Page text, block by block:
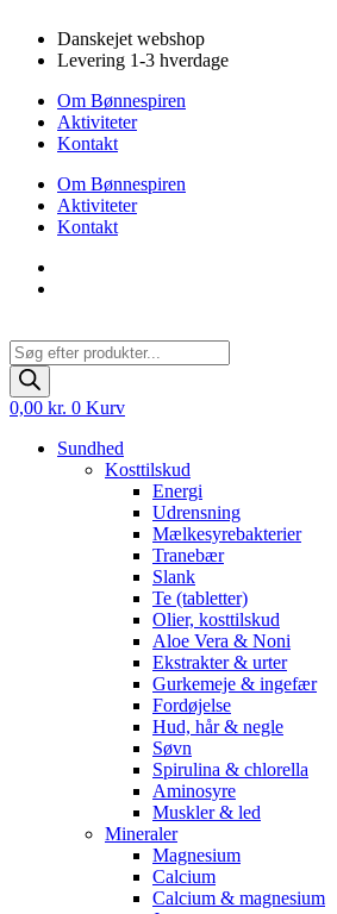
indhold
Danskejet webshop
Levering 1-3 hverdage
Om Bønnespiren
Aktiviteter
Kontakt
Om Bønnespiren
Aktiviteter
Kontakt
Products
search
0,00 kr. 0 Kurv
Sundhed
Kosttilskud
Energi
Udrensning
Mælkesyrebakterier
Tranebær
Slank
Te (tabletter)
Olier, kosttilskud
Aloe Vera & Noni
Ekstrakter & urter
Gurkemeje & ingefær
Fordøjelse
Hud, hår & negle
Søvn
Spirulina & chlorella
Aminosyre
Muskler & led
Mineraler
Magnesium
Calcium
Calcium & magnesium